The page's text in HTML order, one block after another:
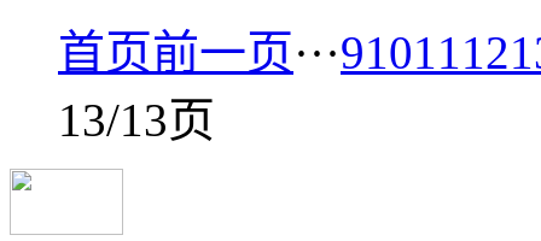
首页前一页···9101112
13/13页